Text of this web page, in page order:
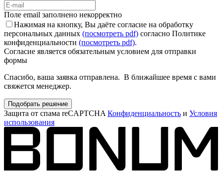
Поле email заполнено некорректно
Нажимая на кнопку, Вы даёте согласие на обработку
персональных данных (посмотреть pdf) согласно Политике
конфиденциальности (посмотреть pdf).
Согласие является обязательным условием для отправки
формы
Спасибо, ваша заявка отправлена. В ближайшее время с вами
свяжется менеджер.
Подобрать решение
Защита от спама reCAPTCHA Конфиденциальность и Условия
использования